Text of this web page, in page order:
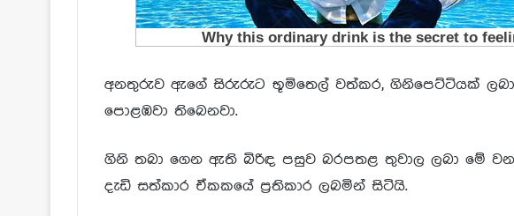
අනතුරුව ඇගේ සිරුරුට භූමිතෙල් වත්කර, ගිනිපෙට්ටියක්
පොළඹවා තිබෙනවා.
ගිනි තබා ගෙන ඇති බිරිඳ පසුව බරපතළ තුවාල ලබා මේ
දැඩි සත්කාර ඒකකයේ ප්‍රතිකාර ලබමින් සිටියි.